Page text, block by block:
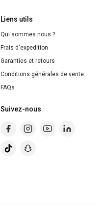
Liens utils
Qui sommes nous ?
Frais d'expedition
Garanties et retours
Conditions générales de vente
FAQs
Suivez-nous